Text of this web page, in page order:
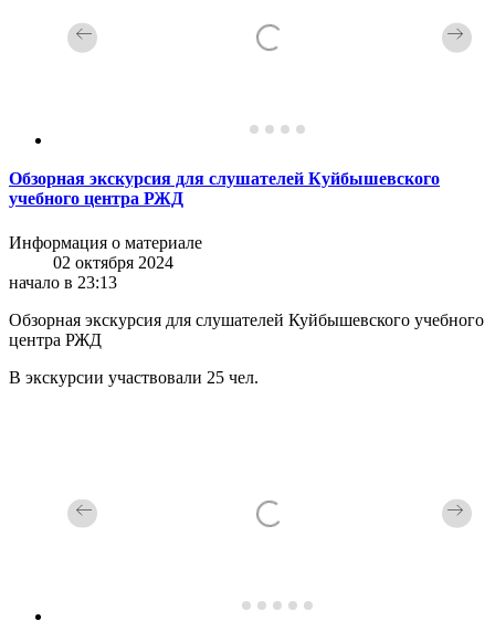
Обзорная экскурсия для слушателей Куйбышевского
учебного центра РЖД
Информация о материале
02 октября 2024
начало в 23:13
Обзорная экскурсия для слушателей Куйбышевского учебного
центра РЖД
В экскурсии участвовали 25 чел.